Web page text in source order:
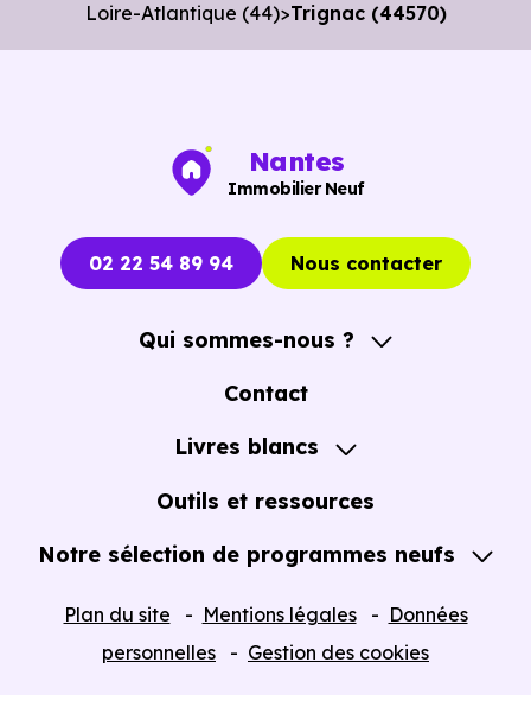
pousser à décider dans la précipitation.
opportunités concrètes.
Loire-Atlantique (44) Trignac (44570)
Nantes
Immobilier Neuf
02 22 54 89 94 Nous contacter
Qui sommes-nous ?
A propos
Contact
Livres blancs
Guide de l'Achat immobilier neuf en VEFA
Outils et ressources
Notre sélection de programmes neufs
Plan du site Mentions légales
Données
personnelles
Gestion des cookies